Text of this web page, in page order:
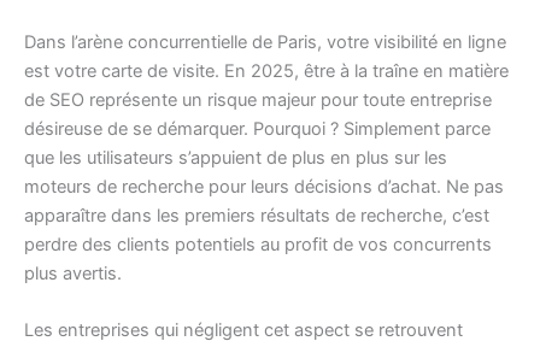
Dans l’arène concurrentielle de Paris, votre visibilité en ligne
est votre carte de visite. En 2025, être à la traîne en matière
de SEO représente un risque majeur pour toute entreprise
désireuse de se démarquer. Pourquoi ? Simplement parce
que les utilisateurs s’appuient de plus en plus sur les
moteurs de recherche pour leurs décisions d’achat. Ne pas
apparaître dans les premiers résultats de recherche, c’est
perdre des clients potentiels au profit de vos concurrents
plus avertis.
Les entreprises qui négligent cet aspect se retrouvent